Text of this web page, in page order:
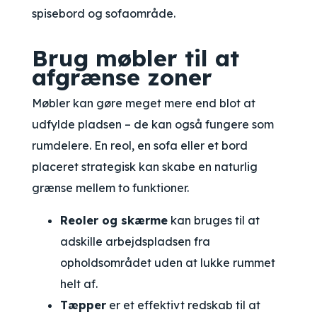
spisebord og sofaområde.
Brug møbler til at
afgrænse zoner
Møbler kan gøre meget mere end blot at
udfylde pladsen – de kan også fungere som
rumdelere. En reol, en sofa eller et bord
placeret strategisk kan skabe en naturlig
grænse mellem to funktioner.
Reoler og skærme kan bruges til at
adskille arbejdspladsen fra
opholdsområdet uden at lukke rummet
helt af.
Tæpper er et effektivt redskab til at